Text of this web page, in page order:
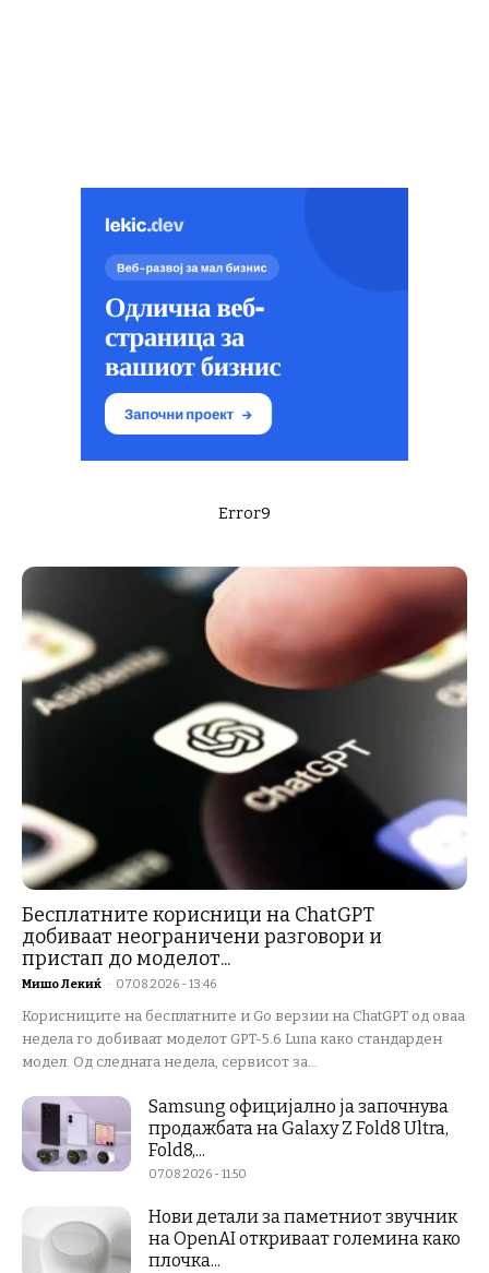
Error9
Бесплатните корисници на ChatGPT
добиваат неограничени разговори и
пристап до моделот...
Мишо Лекиќ - 07.08.2026 - 13:46
Корисниците на бесплатните и Go верзии на ChatGPT од оваа
недела го добиваат моделот GPT-5.6 Luna како стандарден
модел. Од следната недела, сервисот за...
Samsung официјално ја започнува
продажбата на Galaxy Z Fold8 Ultra,
Fold8,...
07.08.2026 - 11:50
Нови детали за паметниот звучник
на OpenAI откриваат големина како
плочка...